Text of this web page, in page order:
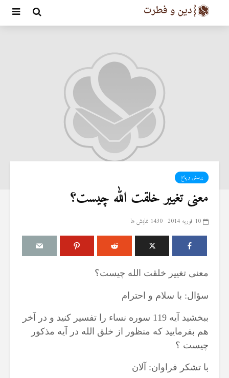
پرسش و پاسخ
معنی تغییر خلقت الله چیست؟
10 فوریه 2014 1430 نمایش ها
معنی تغییر خلقت الله چیست؟
سؤال: با سلام و احترام
ببخشید آیه 119 سوره نساء را تفسیر کنید و در آخر
هم بفرمایید که منظور از خلق الله در آیه مذکور
چیست ؟
با تشکر فراوان: آلان
مقصود از «کتاب مکنون»
17 جولای 2026
18 نمایش ها
کشتن آن نوجوان و ساختن
دیوار، ارتباطی با علم غیبِ
مسّ مصحف
حائض،